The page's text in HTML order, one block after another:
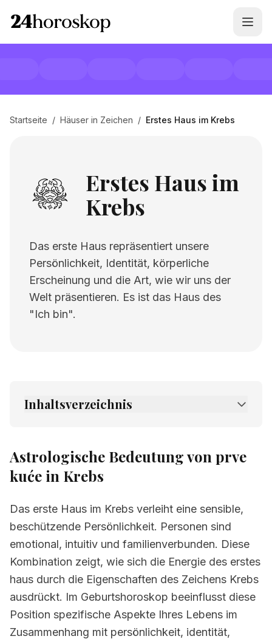
Startseite / Häuser in Zeichen / Erstes Haus im Krebs
Erstes Haus im
Krebs
Das erste Haus repräsentiert unsere
Persönlichkeit, Identität, körperliche
Erscheinung und die Art, wie wir uns der
Welt präsentieren. Es ist das Haus des
"Ich bin".
Inhaltsverzeichnis
2. Verwandte Seiten
Astrologische Bedeutung von prve
kuće in Krebs
Das erste Haus im Krebs verleiht eine sensible,
beschützende Persönlichkeit. Personen sind
emotional, intuitiv und familienverbunden. Diese
Kombination zeigt, wie sich die Energie des erstes
haus durch die Eigenschaften des Zeichens Krebs
ausdrückt. Im Geburtshoroskop beeinflusst diese
Position spezifische Aspekte Ihres Lebens im
Zusammenhang mit persönlichkeit, identität,